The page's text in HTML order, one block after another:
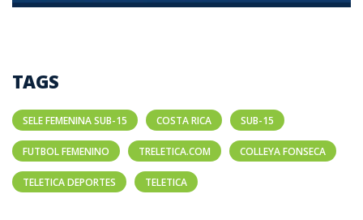
TAGS
SELE FEMENINA SUB-15 COSTA RICA SUB-15
FUTBOL FEMENINO TRELETICA.COM COLLEYA FONSECA
TELETICA DEPORTES TELETICA